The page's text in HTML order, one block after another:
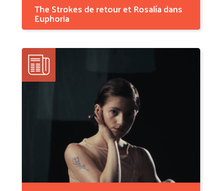
The Strokes de retour et Rosalía dans
Euphoria
Entre retour très attendu sur la scène indie